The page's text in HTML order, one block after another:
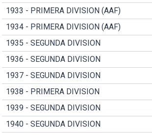
1933 - PRIMERA DIVISION (AAF)
1934 - PRIMERA DIVISION (AAF)
1935 - SEGUNDA DIVISION
1936 - SEGUNDA DIVISION
1937 - SEGUNDA DIVISION
1938 - PRIMERA DIVISION
1939 - SEGUNDA DIVISION
1940 - SEGUNDA DIVISION